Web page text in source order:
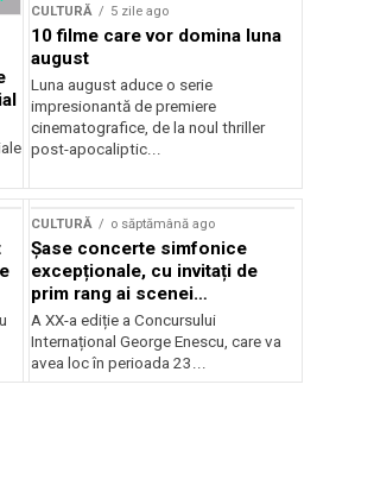
CULTURĂ 5 zile ago
10 filme care vor domina luna
august
Luna august aduce o serie
impresionantă de premiere
cinematografice, de la noul thriller
post-apocaliptic...
CULTURĂ o săptămână ago
Șase concerte simfonice
excepționale, cu invitați de
prim rang ai scenei
internaționale și ansambluri
orchestrale românești de
prestigiu, în programul
Concursului Enescu 2026
A XX-a ediție a Concursului
Internațional George Enescu, care va
avea loc în perioada 23...